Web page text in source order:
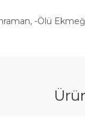
-Ölü